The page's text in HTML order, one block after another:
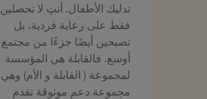
تدليك الأطفال. أنتِ لا تحصلين
فقط على رعاية فردية، بل
تصبحين أيضًا جزءًا من مجتمع
أوسع. فالقابلة هي المؤسسة
لمجموعة ( القابلة و الأم) وهي
مجموعة دعم موثوقة تقدم